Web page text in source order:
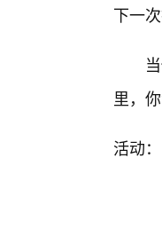
下一
里，
活动